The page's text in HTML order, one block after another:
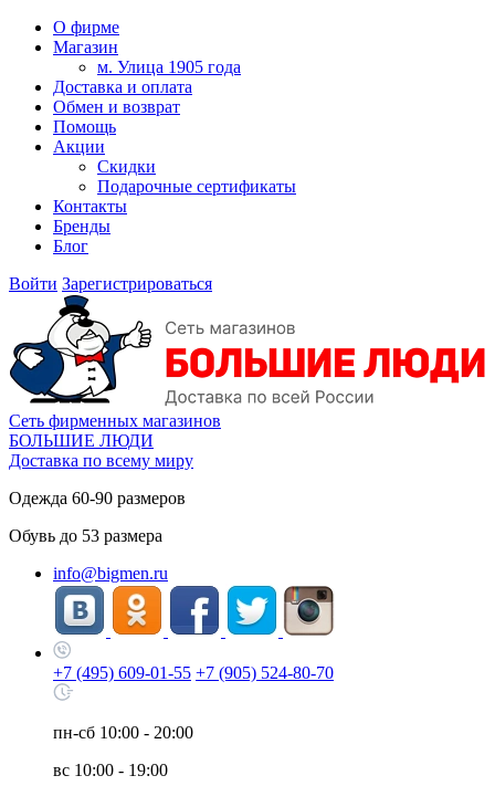
О фирме
Магазин
м. Улица 1905 года
Доставка и оплата
Обмен и возврат
Помощь
Акции
Скидки
Подарочные сертификаты
Контакты
Бренды
Блог
Войти Зарегистрироваться
Сеть фирменных магазинов
БОЛЬШИЕ ЛЮДИ
Доставка по всему миру
Одежда 60-90 размеров
Обувь до 53 размера
info@bigmen.ru
+7 (495) 609-01-55 +7 (905) 524-80-70
пн-сб 10:00 - 20:00
вс 10:00 - 19:00